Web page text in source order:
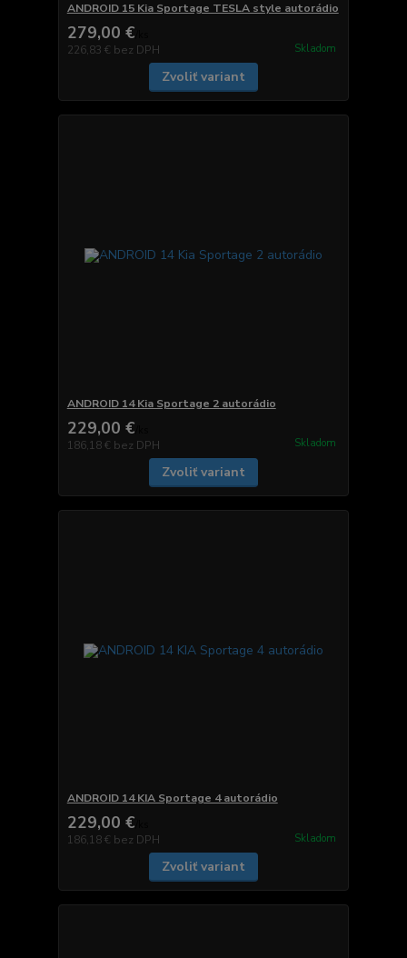
ANDROID 15 Kia Sportage TESLA style autorádio
279,00 €
226,83 € bez DPH Skladom
Zvoliť variant
ANDROID 14 Kia Sportage 2 autorádio
229,00 €
186,18 € bez DPH Skladom
Zvoliť variant
ANDROID 14 KIA Sportage 4 autorádio
229,00 €
186,18 € bez DPH Skladom
Zvoliť variant